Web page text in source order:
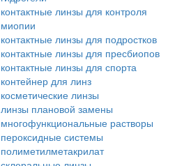
контактные линзы для контроля
миопии
контактные линзы для подростков
контактные линзы для пресбиопов
контактные линзы для спорта
контейнер для линз
косметические линзы
линзы плановой замены
многофункциональные растворы
пероксидные системы
полиметилметакрилат